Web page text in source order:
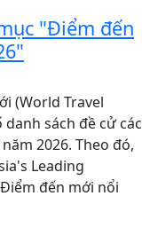
"Điểm đến
(World Travel
sách đề cử các
2026. Theo đó,
Leading
đến mới nổi